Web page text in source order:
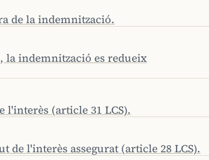
de la indemnització.
la indemnització es redueix
l'interès (article 31 LCS).
de l'interès assegurat (article 28 LCS).